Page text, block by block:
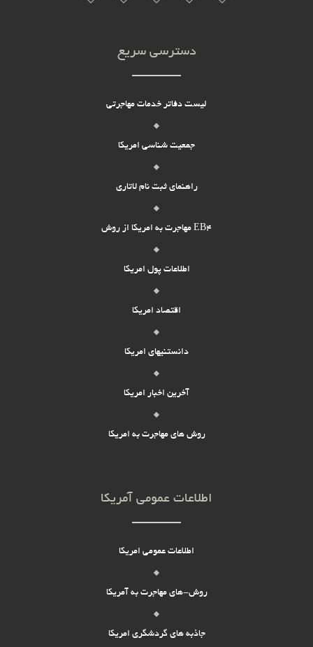
دسترسی سریع
لیست دفاتر خدمات مهاجرتی
جمعیت شناسی امریکا
راهنمای ثبت نام لاتاری
مهاجرت به امریکا از روش EB4
اطلاعات پول امریکا
اقتصاد امریکا
دانستنیهای امریکا
آخرین اخبار امریکا
روش های مهاجرت به امریکا
اطلاعات عمومی آمریکا
اطلاعات عمومی امریکا
روش-های مهاجرت به آمریکا
جاذبه های گردشگری امریکا